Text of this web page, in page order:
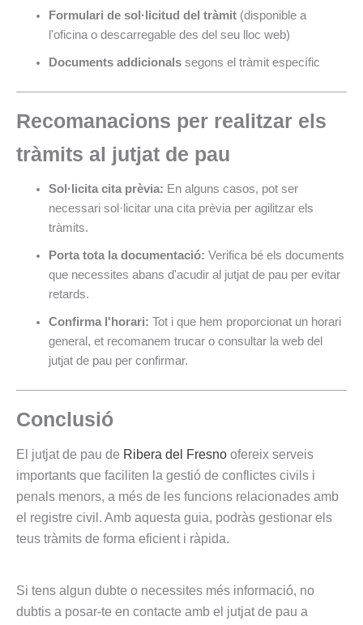
Formulari de sol·licitud del tràmit (disponible a
l'oficina o descarregable des del seu lloc web)
Documents addicionals segons el tràmit específic
Recomanacions per realitzar els
tràmits al jutjat de pau
Sol·licita cita prèvia: En alguns casos, pot ser
necessari sol·licitar una cita prèvia per agilitzar els
tràmits.
Porta tota la documentació: Verifica bé els documents
que necessites abans d'acudir al jutjat de pau per evitar
retards.
Confirma l'horari: Tot i que hem proporcionat un horari
general, et recomanem trucar o consultar la web del
jutjat de pau per confirmar.
Conclusió
El jutjat de pau de Ribera del Fresno ofereix serveis
importants que faciliten la gestió de conflictes civils i
penals menors, a més de les funcions relacionades amb
el registre civil. Amb aquesta guia, podràs gestionar els
teus tràmits de forma eficient i ràpida.
Si tens algun dubte o necessites més informació, no
dubtis a posar-te en contacte amb el jutjat de pau a